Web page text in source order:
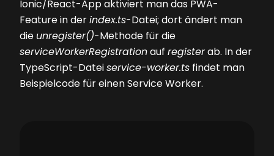
Ionic/React-App aktiviert man das PWA-
Feature in derindex.ts-Datei; dort ändert man
die unregister()-Methode für die
serviceWorkerRegistrationauf registerab. In der
TypeScript-Dateiservice-worker.ts findet man
Beispielcode für einen Service Worker.